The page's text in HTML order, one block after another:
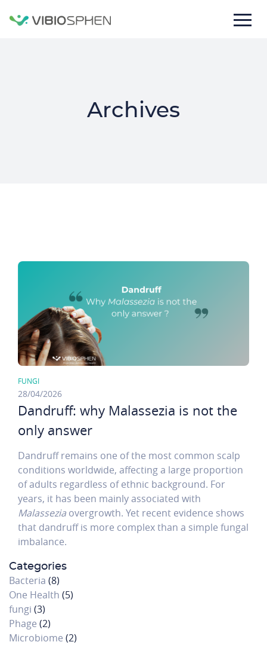
Archives
FUNGI
28/04/2026
Dandruff: why Malassezia is not the
only answer
Dandruff remains one of the most common scalp
conditions worldwide, affecting a large proportion
of adults regardless of ethnic background. For
years, it has been mainly associated with
Malassezia overgrowth. Yet recent evidence shows
that dandruff is more complex than a simple fungal
imbalance.
Categories
Bacteria (8)
One Health (5)
fungi (3)
Phage (2)
Microbiome (2)